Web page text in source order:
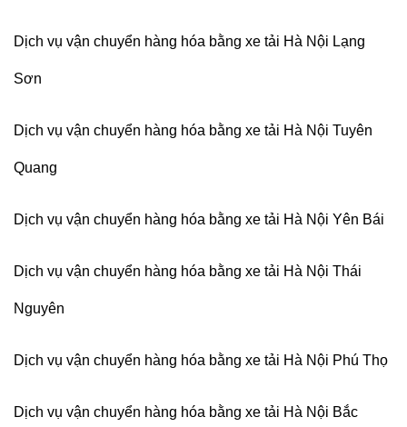
Dịch vụ vận chuyển hàng hóa bằng xe tải Hà Nội Lạng
Sơn
Dịch vụ vận chuyển hàng hóa bằng xe tải Hà Nội Tuyên
Quang
Dịch vụ vận chuyển hàng hóa bằng xe tải Hà Nội Yên Bái
Dịch vụ vận chuyển hàng hóa bằng xe tải Hà Nội Thái
Nguyên
Dịch vụ vận chuyển hàng hóa bằng xe tải Hà Nội Phú Thọ
Dịch vụ vận chuyển hàng hóa bằng xe tải Hà Nội Bắc